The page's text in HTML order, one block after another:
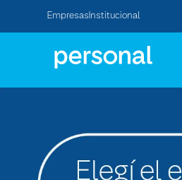
Empresas Institucional